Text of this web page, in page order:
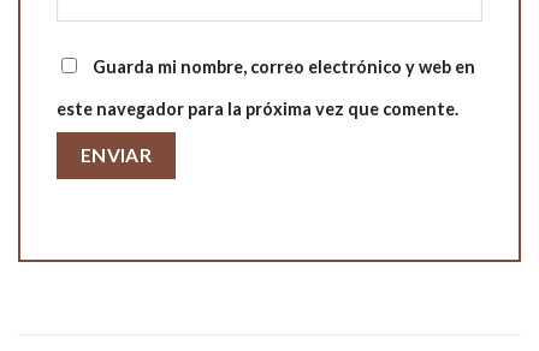
Guarda mi nombre, correo electrónico y web en
este navegador para la próxima vez que comente.